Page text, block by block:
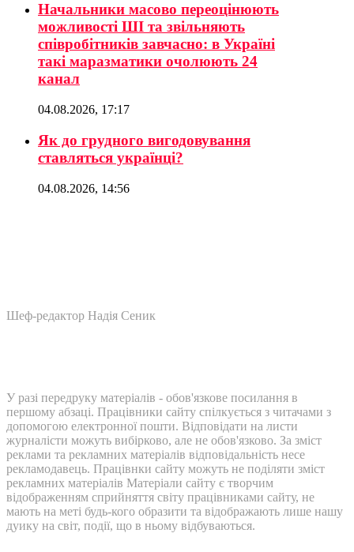
Начальники масово переоцінюють
можливості ШІ та звільняють
співробітників завчасно: в Україні
такі маразматики очолюють 24
канал
04.08.2026, 17:17
Як до грудного вигодовування
ставляться українці?
04.08.2026, 14:56
Шеф-редактор Надія Сеник
У разі передруку матеріалів - обов'язкове посилання в
першому абзаці. Працівники сайту спілкується з читачами з
допомогою електронної пошти. Відповідати на листи
журналісти можуть вибірково, але не обов'язково. За зміст
реклами та рекламних матеріалів відповідальність несе
рекламодавець. Працівнки сайту можуть не поділяти зміст
рекламних матеріалів Матеріали сайту є творчим
відображенням сприйняття світу працівниками сайту, не
мають на меті будь-кого образити та відображають лише нашу
дуику на світ, події, що в ньому відбуваються.